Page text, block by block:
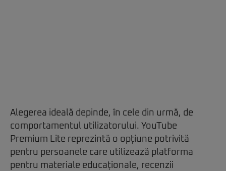
Alegerea ideală depinde, în cele din urmă, de
comportamentul utilizatorului. YouTube
Premium Lite reprezintă o opțiune potrivită
pentru persoanele care utilizează platforma
pentru materiale educaționale, recenzii